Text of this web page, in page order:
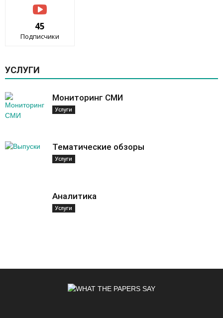
45
Подписчики
УСЛУГИ
Мониторинг СМИ
Услуги
Тематические обзоры
Услуги
Аналитика
Услуги